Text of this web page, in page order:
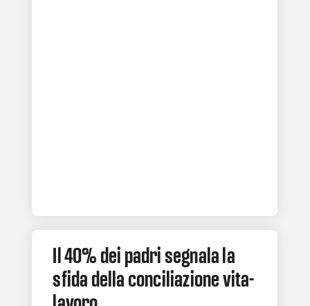
Il 40% dei padri segnala la
sfida della conciliazione vita-